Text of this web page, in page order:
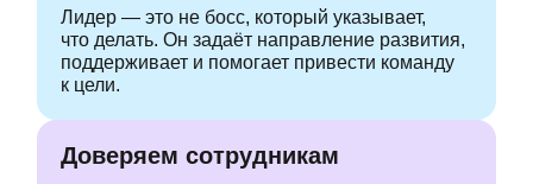
Лидер — это не босс, который указывает,
что делать. Он задаёт направление развития,
поддерживает и помогает привести команду
к цели.
Доверяем сотрудникам